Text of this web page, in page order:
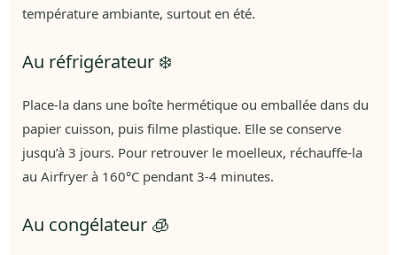
température ambiante, surtout en été.
Au réfrigérateur ❄️
Place-la dans une boîte hermétique ou emballée dans du
papier cuisson, puis filme plastique. Elle se conserve
jusqu’à 3 jours. Pour retrouver le moelleux, réchauffe-la
au Airfryer à 160°C pendant 3-4 minutes.
Au congélateur 🧊